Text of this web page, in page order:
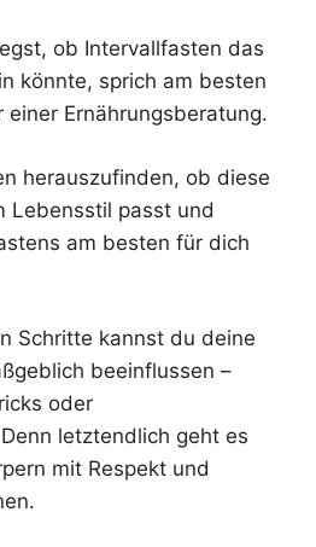
ob Intervallfasten das
könnte, sprich am besten
Ernährungsberatung.
herauszufinden, ob diese
Lebensstil passt und
am besten für dich
Schritte kannst du deine
beeinflussen –
oder
letztendlich geht es
mit Respekt und